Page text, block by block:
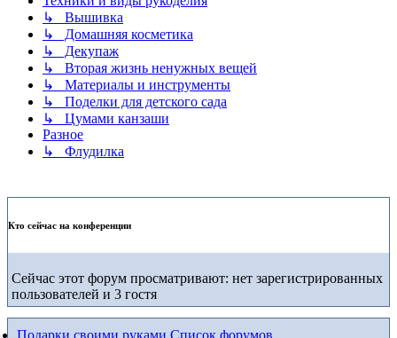
↳ Вышивка
↳ Домашняя косметика
↳ Декупаж
↳ Вторая жизнь ненужных вещей
↳ Материалы и инструменты
↳ Поделки для детского сада
↳ Цумами канзаши
Разное
↳ Флудилка
Кто сейчас на конференции
Сейчас этот форум просматривают: нет зарегистрированных
пользователей и 3 гостя
Подарки своими руками Список форумов